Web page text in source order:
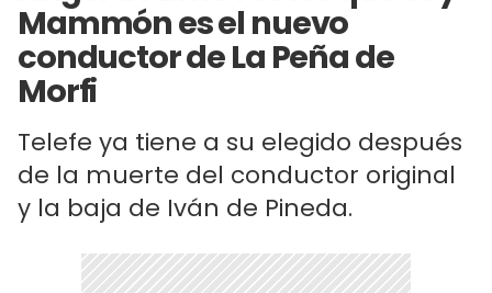
Mammón es el nuevo
conductor de La Peña de
Morfi
Telefe ya tiene a su elegido después
de la muerte del conductor original
y la baja de Iván de Pineda.